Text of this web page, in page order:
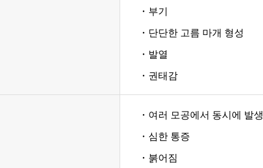
・부기
・단단한 고름 마개 형성
・발열
・권태감
・여러 모공에서 동시에 발생
・심한 통증
・붉어짐